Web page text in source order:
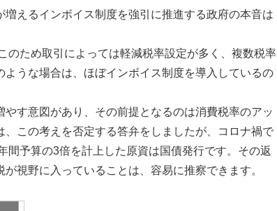
えるインボイス制度を強引に推進する政府の本音は
ため取引によっては軽減税率設定が多く、複数税率
ような場合は、ほぼインボイス制度を導入しているの
す意図があり、その前提となるのは消費税率のアッ
この考えを否定する答弁をしましたが、コロナ禍で
間予算の3倍を計上した原資は国債発行です。その返
視野に入っていることは、容易に推察できます。